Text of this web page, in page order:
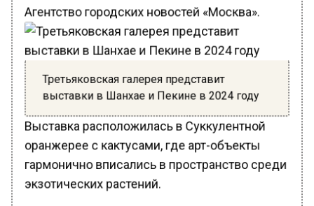
Агентство городских новостей «Москва».
Третьяковская галерея представит
выставки в Шанхае и Пекине в 2024 году
Выставка расположилась в Суккулентной
оранжерее с кактусами, где арт-объекты
гармонично вписались в пространство среди
экзотических растений.